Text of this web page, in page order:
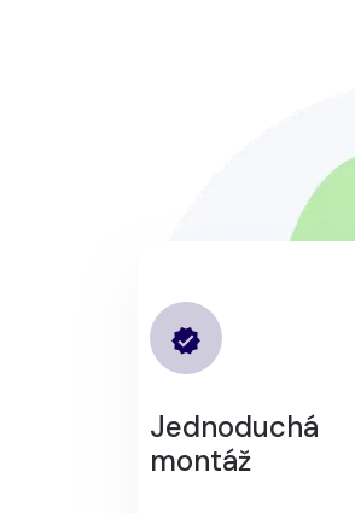
Jednoduchá
montáž